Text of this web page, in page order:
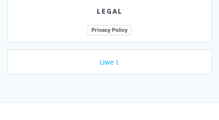
LEGAL
Privacy Policy
Uwe I.